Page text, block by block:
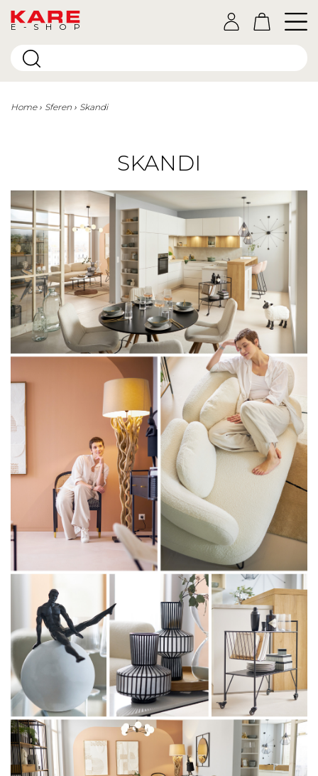
E-SHOP
Home Sferen Skandi
SKANDI